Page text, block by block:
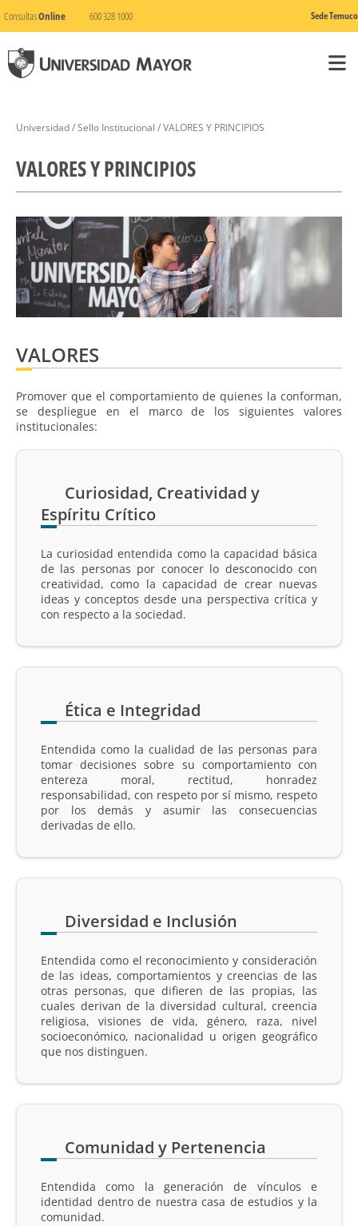
ConsultasOnline 600 328 1000 Sede Temuco
Universidad / Sello Institucional / VALORES Y PRINCIPIOS
VALORES Y PRINCIPIOS
VALORES
Promover que el comportamiento de quienes la conforman,
se despliegue en el marco de los siguientes valores
institucionales:
Curiosidad, Creatividad y
Espíritu Crítico
La curiosidad entendida como la capacidad básica
de las personas por conocer lo desconocido con
creatividad, como la capacidad de crear nuevas
ideas y conceptos desde una perspectiva crítica y
con respecto a la sociedad.
Ética e Integridad
Entendida como la cualidad de las personas para
tomar decisiones sobre su comportamiento con
entereza moral, rectitud, honradez
responsabilidad, con respeto por sí mismo, respeto
por los demás y asumir las consecuencias
derivadas de ello.
Diversidad e Inclusión
Entendida como el reconocimiento y consideración
de las ideas, comportamientos y creencias de las
otras personas, que difieren de las propias, las
cuales derivan de la diversidad cultural, creencia
religiosa, visiones de vida, género, raza, nivel
socioeconómico, nacionalidad u origen geográfico
que nos distinguen.
Comunidad y Pertenencia
Entendida como la generación de vínculos e
identidad dentro de nuestra casa de estudios y la
comunidad.